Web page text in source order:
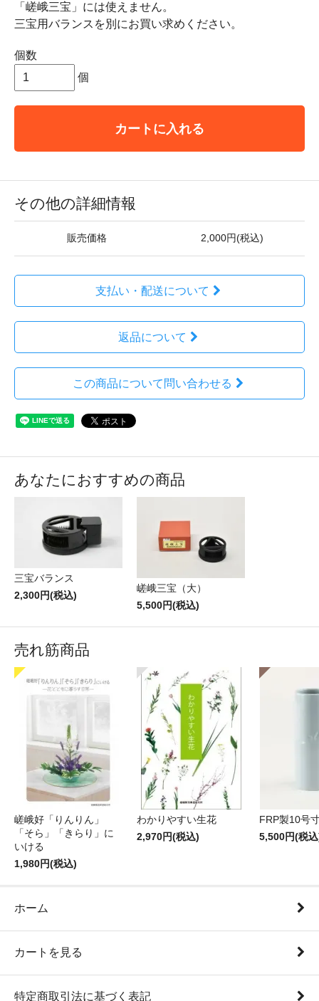
「嵯峨三宝」には使えません。
三宝用バランスを別にお買い求めください。
個数
個
カートに入れる
その他の詳細情報
販売価格 2,000円(税込)
支払い・配送について
返品について
この商品について問い合わせる
あなたにおすすめの商品
三宝バランス
2,300円(税込)
嵯峨三宝（大）
5,500円(税込)
売れ筋商品
嵯峨好「りんりん」
「そら」「きらり」に
いける
1,980円(税込)
わかりやすい生花
2,970円(税込)
FRP製10号
5,500円(税
ホーム
カートを見る
特定商取引法に基づく表記